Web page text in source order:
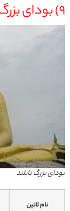
9) بودای بزرگ تایلند
بودای بزرگ تایلند
نام لاتین